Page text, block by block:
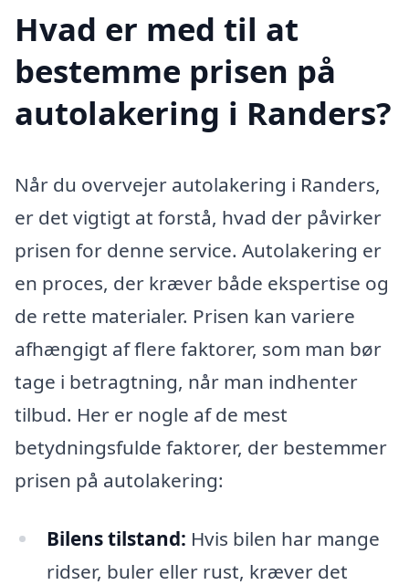
Hvad er med til at
bestemme prisen på
autolakering i Randers?
Når du overvejer autolakering i Randers,
er det vigtigt at forstå, hvad der påvirker
prisen for denne service. Autolakering er
en proces, der kræver både ekspertise og
de rette materialer. Prisen kan variere
afhængigt af flere faktorer, som man bør
tage i betragtning, når man indhenter
tilbud. Her er nogle af de mest
betydningsfulde faktorer, der bestemmer
prisen på autolakering:
Bilens tilstand: Hvis bilen har mange
ridser, buler eller rust, kræver det